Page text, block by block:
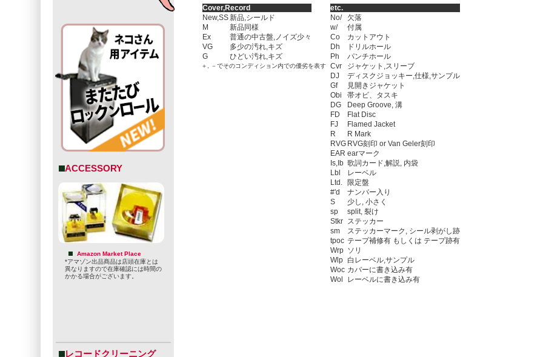
ACCESSORY
Amazon Market Place
*アマゾン出品商品は店頭在庫とは
異なりますので在庫確認には時間の
かかる場合がございます。
レコードクリーニング
Cover,Record
New,SS新品,シールド
M
新品同様
Ex
普通の中古盤,ノイズ少々
VG
多少の汚れ,キズ
G
ひどい汚れ,キズ
＋, －でそのコンディション内での優劣を表す
etc.
No/
欠落
w/
付属
Co
カットアウト
Dh
ドリルホール
Ph
パンチホール
Cvr
ジャケット,スリーブ
DJ
ディスクジョッキー,仕様,サンプル
Gf
見開きジャケット
Obi
帯オビ、タスキ
DG
Deep Groove, 溝
FD
Flat Disc
FJ
Flamed Jacket
R
R Mark
RVG RVG刻印 or Van Geler刻印
EAR earマーク
Is,Ib 歌詞カード,解説, 内袋
Lbl
レーベル
Ltd.
限定盤
#'d
ナンバー入り
S
少し, 小さく
sp
split, 裂け
Stkr ステッカー
sm
ステッカーマーク, シール剥がし跡
tpoc テープ補修有 もしくは テープ跡有
Wrp ソリ
Wlp 白レーベル,サンプル
Woc カバーに書き込み有
Wol
レーベルに書き込み有